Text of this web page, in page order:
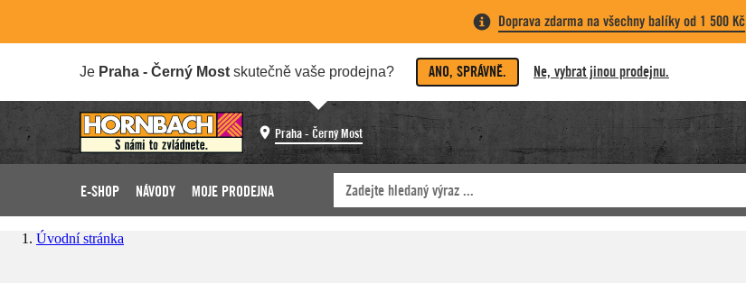
Doprava zdarma na všechny balíky od 1 500 Kč
Je Praha - Černý Most skutečně vaše prodejna? ANO, SPRÁVNĚ. Ne, vybrat jinou prodejnu.
Praha - Černý Most
E-SHOP NÁVODY MOJE PRODEJNA
Úvodní stránka